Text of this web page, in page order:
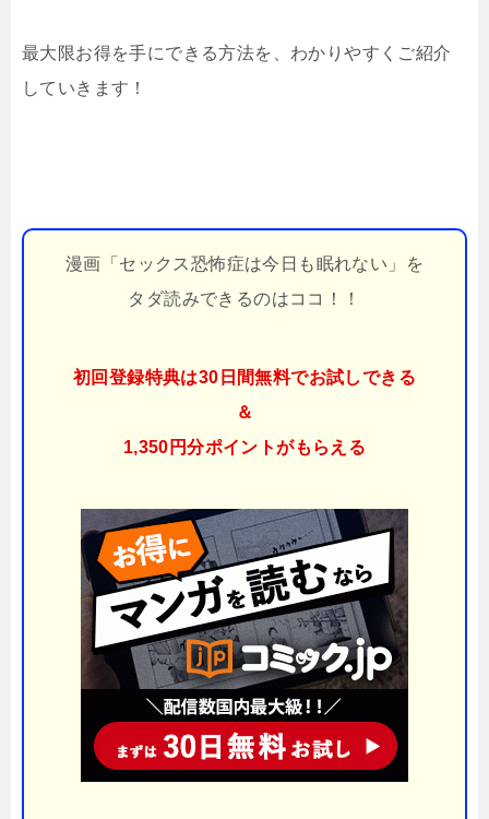
最大限お得を手にできる方法を、わかりやすくご紹介
していきます！
漫画「セックス恐怖症は今日も眠れない」を
タダ読みできるのはココ！！
初回登録特典は30日間無料でお試しできる
＆
1,350円分ポイントがもらえる